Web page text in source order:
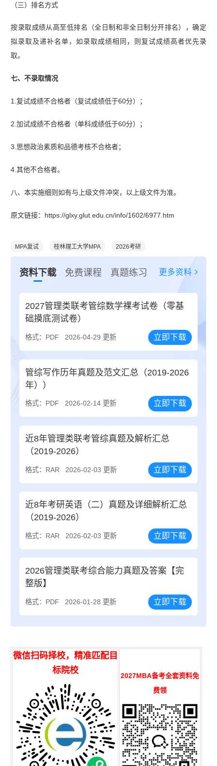
（三）排名方式
按录取成绩从高至低排名（全日制和非全日制分开排名），确定
拟录取及递补名单，如录取成绩相同，则复试成绩高者优先录
取。
七、不录取情况
1.复试成绩不合格者（复试成绩低于60分）；
2.加试成绩不合格者（单科成绩低于60分）；
3.思想政治素质和品德考核不合格者；
4.其他不合格者。
八、本实施细则如有与上级文件冲突，以上级文件为准。
原文链接：https://glxy.glut.edu.cn/info/1602/6977.htm
MPA复试 桂林理工大学MPA 2026考研
资料下载 免费课程 真题练习 更多资料
2027管理类联考管综数学裸考试卷（零基
础摸底测试卷）
格式：PDF 2026-04-29 更新 立即下载
管综写作历年真题及范文汇总（2019-2026
年））
格式：PDF 2026-02-14 更新 立即下载
近8年管理类联考管综真题及解析汇总
（2019-2026）
格式：RAR 2026-02-03 更新 立即下载
近8年考研英语（二）真题及详细解析汇总
（2019-2026）
格式：RAR 2026-02-03 更新 立即下载
2026管理类联考综合能力真题及答案【完
整版】
格式：PDF 2026-01-28 更新 立即下载
微信扫码择校，精准匹配目
标院校
2027MBA备考全套资料免
费领